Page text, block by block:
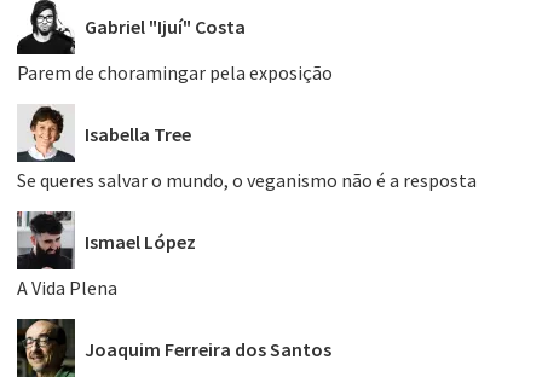
Gabriel "Ijuí" Costa
Parem de choramingar pela exposição
Isabella Tree
Se queres salvar o mundo, o veganismo não é a resposta
Ismael López
A Vida Plena
Joaquim Ferreira dos Santos